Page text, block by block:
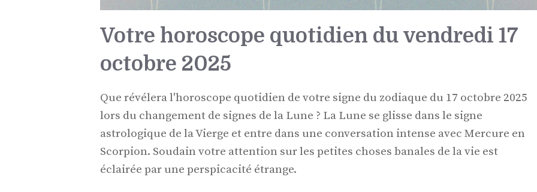
Votre horoscope quotidien du vendredi 17
octobre 2025
Que révélera l'horoscope quotidien de votre signe du zodiaque du 17 octobre 2025
lors du changement de signes de la Lune ? La Lune se glisse dans le signe
astrologique de la Vierge et entre dans une conversation intense avec Mercure en
Scorpion. Soudain votre attention sur les petites choses banales de la vie est
éclairée par une perspicacité étrange.